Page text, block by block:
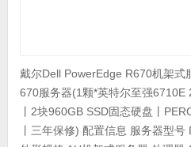
戴尔Dell PowerEdge R670机架式
670服务器(1颗*英特尔至强6710E
丨2块960GB SSD固态硬盘丨
丨三年保修) 配置信息 服务器型